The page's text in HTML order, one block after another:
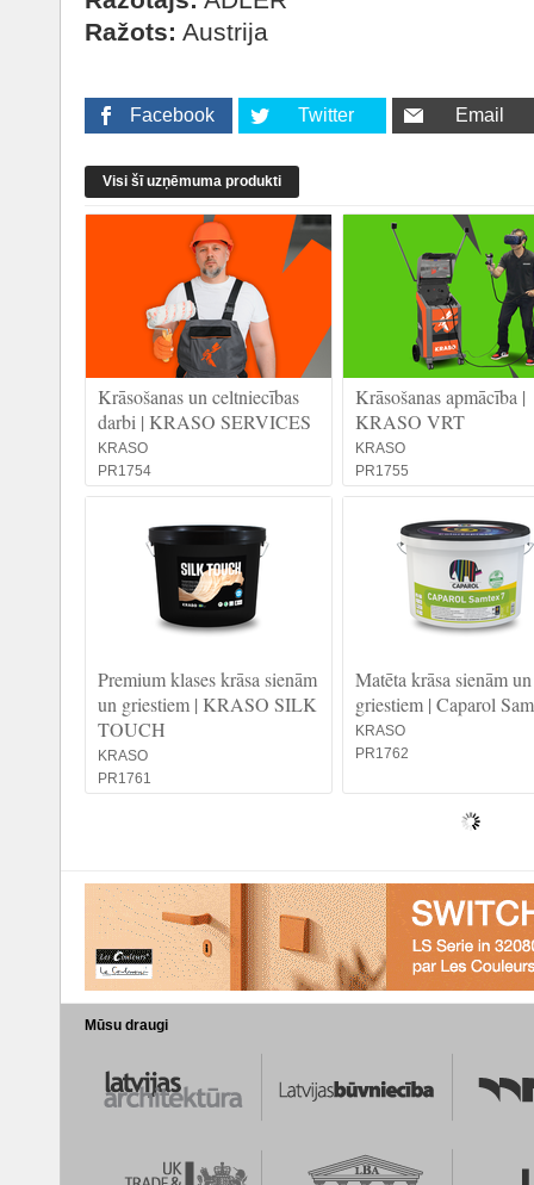
Ražots: Austrija
Facebook Twitter Email
Visi šī uzņēmuma produkti
Krāsošanas un celtniecības
darbi | KRASO SERVICES
KRASO
PR1754
Krāsošanas apmācība |
KRASO VRT
KRASO
PR1755
Premium klases krāsa sienām
un griestiem | KRASO SILK
TOUCH
KRASO
PR1761
Matēta krāsa sienām un
griestiem | Caparol
KRASO
PR1762
Mūsu draugi